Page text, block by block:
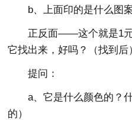
b、上面印的是什么图
正反面——这个就是1
它找出来，好吗？（找到后
提问：
a、它是什么颜色的？
的）